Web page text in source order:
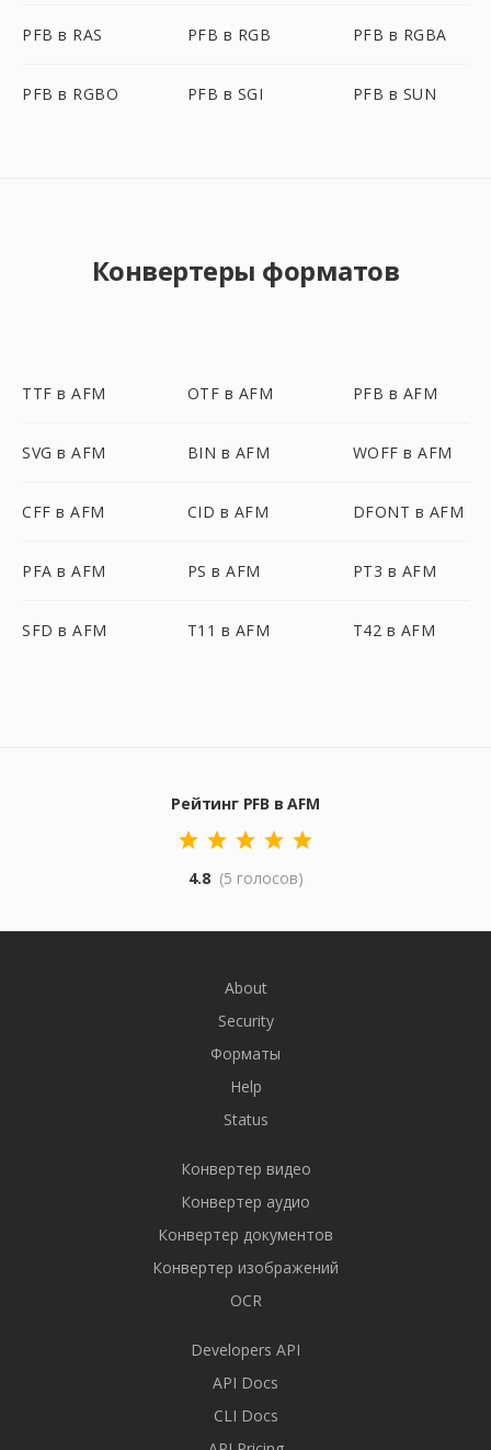
PFB в RAS PFB в RGB PFB в RGBA
PFB в RGBO PFB в SGI PFB в SUN
Конвертеры форматов
TTF в AFM OTF в AFM PFB в AFM
SVG в AFM BIN в AFM WOFF в AFM
CFF в AFM CID в AFM DFONT в AFM
PFA в AFM PS в AFM PT3 в AFM
SFD в AFM T11 в AFM T42 в AFM
Рейтинг PFB в AFM
4.8 (5 голосов)
About
Security
Форматы
Help
Status
Конвертер видео
Конвертер аудио
Конвертер документов
Конвертер изображений
OCR
Developers API
API Docs
CLI Docs